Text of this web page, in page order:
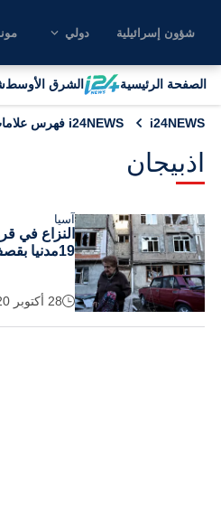
شؤون إسرائيلية دولي
الصفحة الرئيسية الشرق الأوسط
i24NEWS i24NEWS فهرس علامات
اذبيجان
آسيا
النزاع في
19مدنيا بقصف صواخي وأرمينيا تنفي
وقت
28 أكتوبر 2020